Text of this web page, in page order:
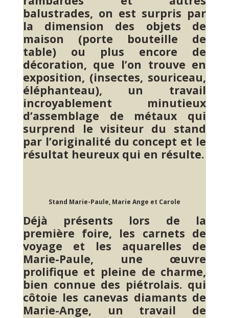
balustrades, on est surpris par
la dimension des objets de
maison (porte bouteille de
table) ou plus encore de
décoration, que l’on trouve en
exposition, (insectes, souriceau,
éléphanteau), un travail
incroyablement minutieux
d’assemblage de métaux qui
surprend le visiteur du stand
par l’originalité du concept et le
résultat heureux qui en résulte.
Stand Marie-Paule, Marie Ange et Carole
Déjà présents lors de la
première foire, les carnets de
voyage et les aquarelles de
Marie-Paule, une œuvre
prolifique et pleine de charme,
bien connue des piétrolais. qui
côtoie les canevas diamants de
Marie-Ange, un travail de